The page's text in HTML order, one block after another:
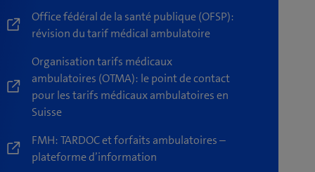
Office fédéral de la santé publique (OFSP):
révision du tarif médical ambulatoire
Organisation tarifs médicaux
ambulatoires (OTMA): le point de contact
pour les tarifs médicaux ambulatoires en
Suisse
FMH: TARDOC et forfaits ambulatoires –
plateforme d’information